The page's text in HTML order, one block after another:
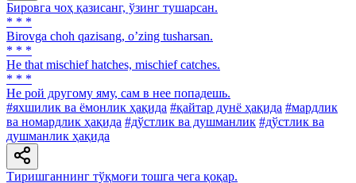
Бировга чоҳ қазисанг, ўзинг тушарсан.
* * *
Birovga choh qazisang, oʼzing tusharsan.
* * *
He that mischief hatches, mischief catches.
* * *
He рой другому яму, сам в нее попадешь.
#яхшилик ва ёмонлик ҳақида #қайтар дунё ҳақида #мардлик
ва номардлик ҳақида #дўстлик ва душманлик #дўстлик ва
душманлик ҳақида
Тиришганнинг тўқмоғи тошга чега қоқар.